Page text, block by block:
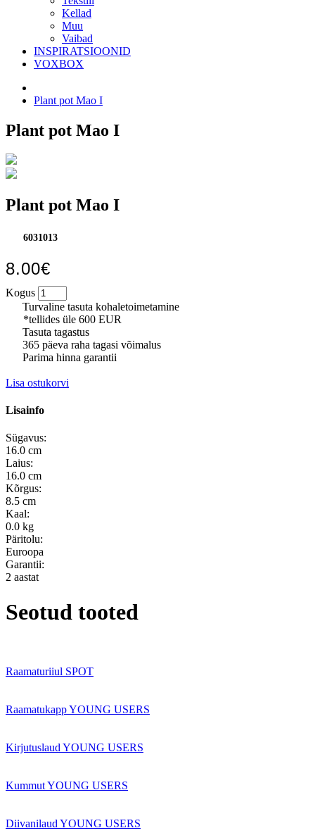
Kellad
Muu
Vaibad
INSPIRATSIOONID
VOXBOX
Plant pot Mao I
Plant pot Mao I
Plant pot Mao I
6031013
8.00€
Kogus
Turvaline tasuta kohaletoimetamine
*tellides üle 600 EUR
Tasuta tagastus
365 päeva raha tagasi võimalus
Parima hinna garantii
Lisa ostukorvi
Lisainfo
Sügavus:
16.0 cm
Laius:
16.0 cm
Kõrgus:
8.5 cm
Kaal:
0.0 kg
Päritolu:
Euroopa
Garantii:
2 aastat
Seotud tooted
Raamaturiiul SPOT
Raamatukapp YOUNG USERS
Kirjutuslaud YOUNG USERS
Kummut YOUNG USERS
Diivanilaud YOUNG USERS